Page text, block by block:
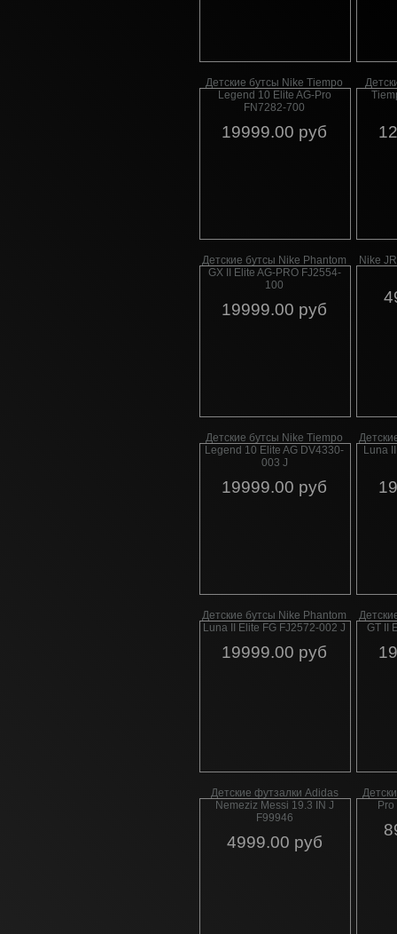
Детские бутсы Nike Tiempo
Legend 10 Elite AG-Pro
FN7282-700
19999.00 руб
Детские бутсы Nike Phantom
GX II Elite AG-PRO FJ2554-
100
19999.00 руб
Nike
Детские бутсы Nike Tiempo
Legend 10 Elite AG DV4330-
003 J
19999.00 руб
Luna
Детские бутсы Nike Phantom
Luna II Elite FG FJ2572-002 J
19999.00 руб
GT II
Детские футзалки Adidas
Nemeziz Messi 19.3 IN J
F99946
4999.00 руб